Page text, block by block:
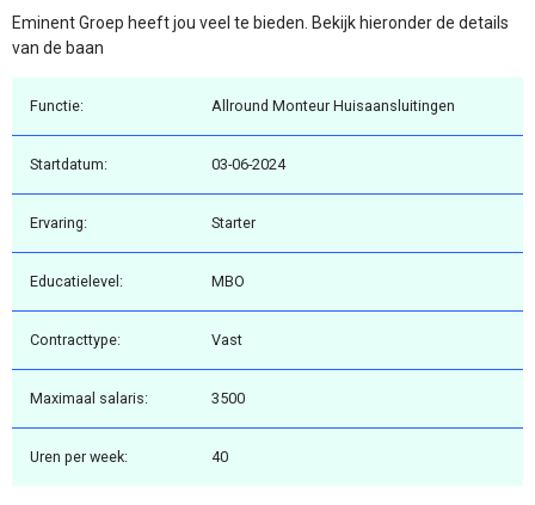
Eminent Groep heeft jou veel te bieden. Bekijk hieronder de details
van de baan
Functie: Allround Monteur Huisaansluitingen
Startdatum: 03-06-2024
Ervaring: Starter
Educatielevel: MBO
Contracttype: Vast
Maximaal salaris: 3500
Uren per week: 40